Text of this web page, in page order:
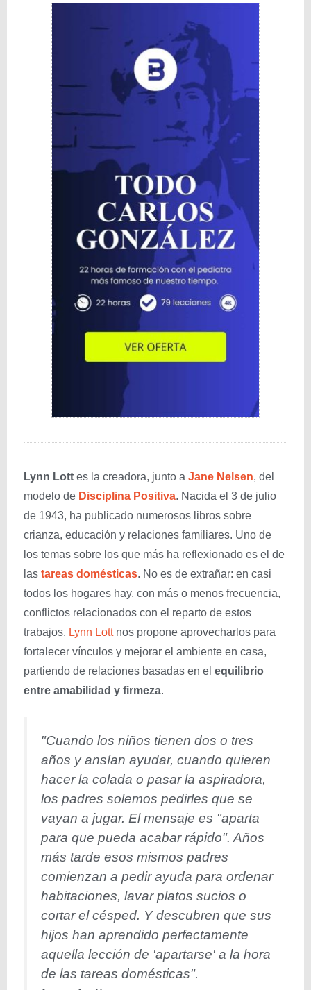
Lynn Lott es la creadora, junto a Jane Nelsen, del
modelo de Disciplina Positiva. Nacida el 3 de julio
de 1943, ha publicado numerosos libros sobre
crianza, educación y relaciones familiares. Uno de
los temas sobre los que más ha reflexionado es el de
las tareas domésticas. No es de extrañar: en casi
todos los hogares hay, con más o menos frecuencia,
conflictos relacionados con el reparto de estos
trabajos. Lynn Lottnos propone aprovecharlos para
fortalecer vínculos y mejorar el ambiente en casa,
partiendo de relaciones basadas en el equilibrio
entre amabilidad y firmeza.
"Cuando los niños tienen dos o tres
años y ansían ayudar, cuando quieren
hacer la colada o pasar la aspiradora,
los padres solemos pedirles que se
vayan a jugar. El mensaje es "aparta
para que pueda acabar rápido". Años
más tarde esos mismos padres
comienzan a pedir ayuda para ordenar
habitaciones, lavar platos sucios o
cortar el césped. Y descubren que sus
hijos han aprendido perfectamente
aquella lección de 'apartarse' a la hora
de las tareas domésticas".